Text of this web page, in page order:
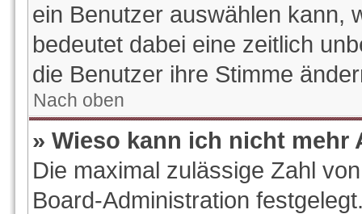
ein Benutzer auswählen kann,
bedeutet dabei eine zeitlich
die Benutzer ihre Stimme
Nach oben
» Wieso kann ich nicht
Die maximal zulässige Zahl
Board-Administration